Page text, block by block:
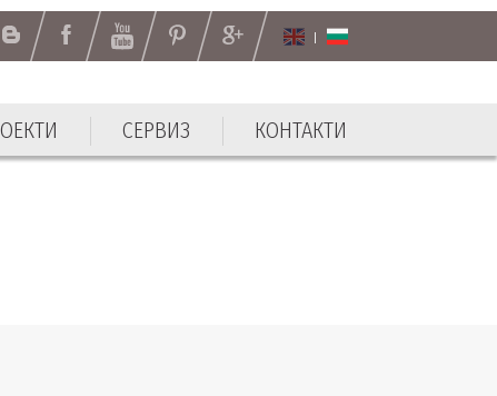
СЕРВИЗ КОНТАКТИ